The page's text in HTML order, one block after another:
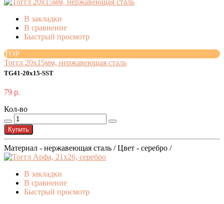
В закладки
В сравнение
Быстрый просмотр
TOP
Тоггл 20x15мм, нержавеющая сталь
TG41-20x15-SST
79 р.
Кол-во
Купить
Материал - нержавеющая сталь / Цвет - серебро /
В закладки
В сравнение
Быстрый просмотр